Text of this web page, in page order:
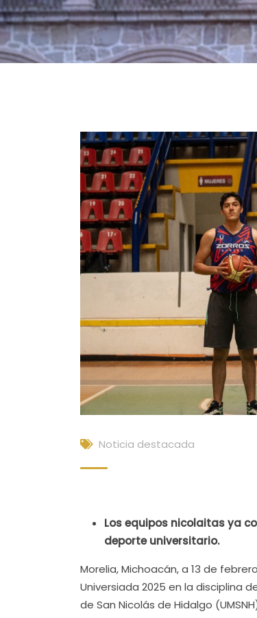
Noticia destacada
Los equipos nicolaitas ya
deporte universitario.
Morelia, Michoacán, a 13 de
Universiada 2025 en la disciplina
de San Nicolás de Hidalgo